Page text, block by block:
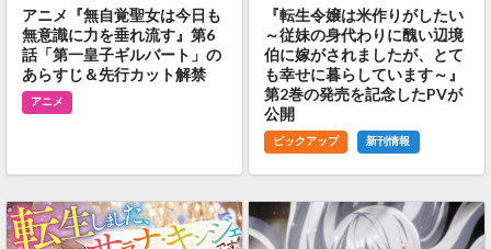
アニメ『無自覚聖女は今日も
無意識に力を垂れ流す』第6
話「第一皇子ギルバート」の
あらすじ＆先行カット解禁
アニメ
『転生令嬢は米作りがしたい
～従妹の身代わりに醜い辺境
伯に嫁がされましたが、とて
も幸せに暮らしています～』
第2巻の発売を記念したPVが
公開
ピックアップ 新刊情報